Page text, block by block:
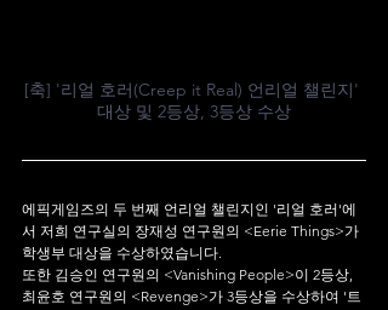
[축] '리얼 호러(Creep it Real) 언리얼 챌린지'
대상 및 2등상, 3등상 수상
에픽게임즈의 두 번째 언리얼 챌린지인 '리얼 호러'에
서 저희 연구실의 장재성 연구원의 <Eerie Things>가
학생부 대상을 수상하였습니다.
또한 김승인 연구원의 <Vanishing People>이 2등상,
최윤호 연구원의 <Revenge>가 3등상을 수상하여 '트